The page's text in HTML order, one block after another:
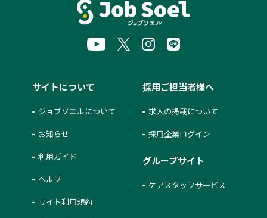
サイトについて
ジョブソエルについて
お知らせ
利用ガイド
ヘルプ
サイト利用規約
採用ご担当者様へ
求人の掲載について
採用企業ログイン
グループサイト
ケアスタッフサービス